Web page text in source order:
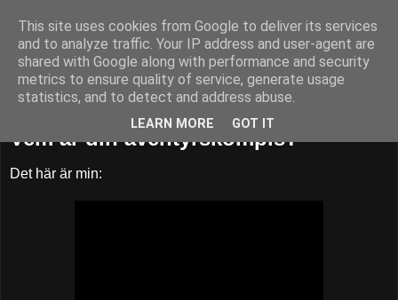
52adventures
Vem är din äventyrskompis?
Det här är min:
This site uses cookies from Google to deliver its services
and to analyze traffic. Your IP address and user-agent are
shared with Google along with performance and security
metrics to ensure quality of service, generate usage
statistics, and to detect and address abuse.
LEARN MORE GOT IT